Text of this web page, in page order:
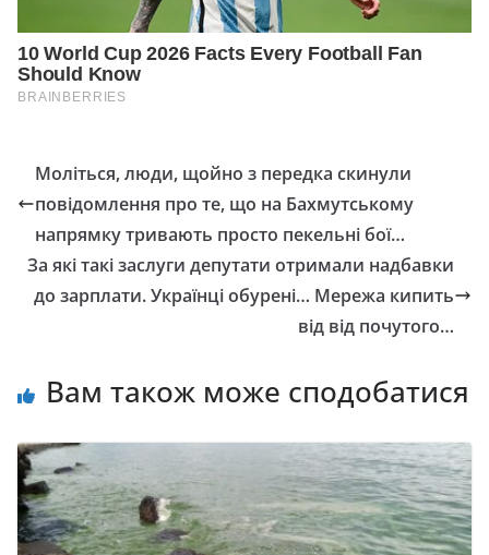
Моліться, люди, щойно з передка скинули
повідомлення про те, що нa Бaxмутськoму
нaпpямку тpивaють просто пекельні бої…
За які такі заслуги депутати отримали надбавки
до зарплати. Українці обурені… Мережа кипить
від від почутого…
Вам також може сподобатися